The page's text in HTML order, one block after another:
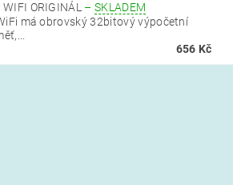
WIFI ORIGINÁL –SKLADEM
má obrovský 32bitový výpočetní
656 Kč